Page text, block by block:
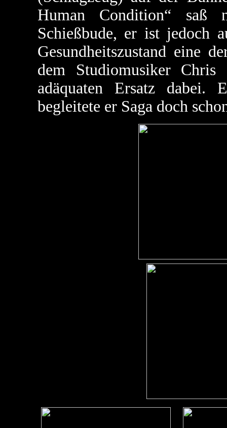
Human Condition“ saß
Schießbude, er ist jedoch
Gesundheitszustand eine
dem Studiomusiker Chris
adäquaten Ersatz
begleitete er Saga doch